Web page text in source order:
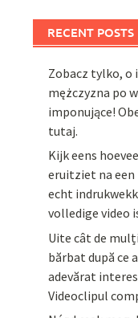
RECENT POSTS
Zobacz tylko, o
mężczyzna po
imponujące!
tutaj.
Kijk eens
eruitziet na een
echt
volledige video
Uite cât de
bărbat după ce
adevărat
Videoclipul